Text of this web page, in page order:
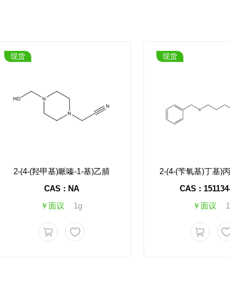
现货
2-(4-(羟甲基)哌嗪-1-基)乙腈
CAS : NA
￥面议
1g
现货
CAS :
￥面议